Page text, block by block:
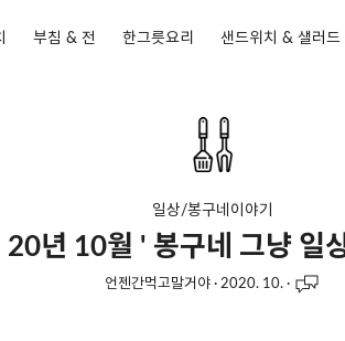
부침 & 전 한그릇요리 샌드위치 & 샐러드
일상/봉구네이야기
20년 10월 ' 봉구네 그냥 일
언젠간먹고말거야 · 2020. 10. ·